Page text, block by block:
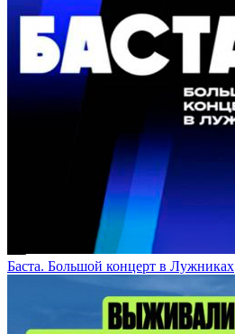
Баста. Большой концерт в Лужниках